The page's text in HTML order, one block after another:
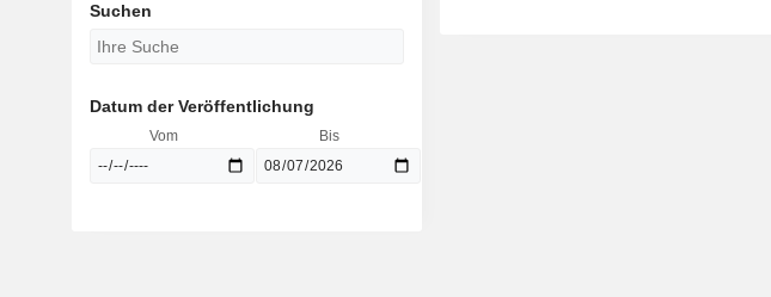
Suchen
Datum der Veröffentlichung
Vom Bis